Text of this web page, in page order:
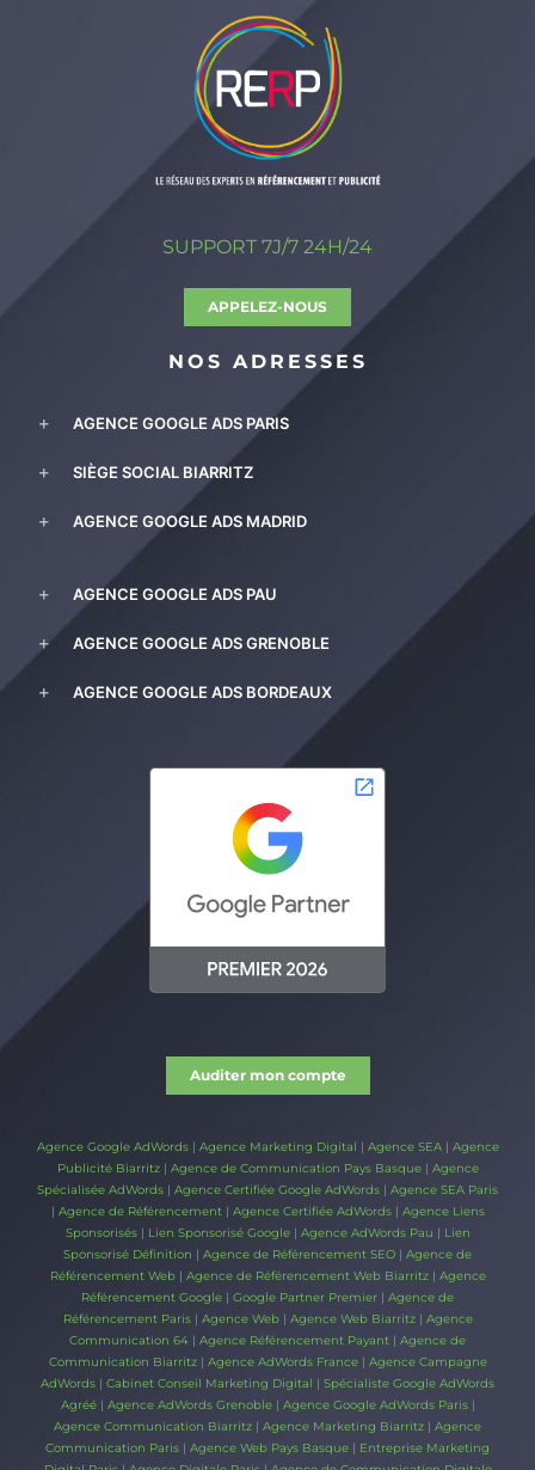
SUPPORT 7J/7 24H/24
APPELEZ-NOUS
NOS ADRESSES
AGENCE GOOGLE ADS PARIS
SIÈGE SOCIAL BIARRITZ
AGENCE GOOGLE ADS MADRID
AGENCE GOOGLE ADS PAU
AGENCE GOOGLE ADS GRENOBLE
AGENCE GOOGLE ADS BORDEAUX
Auditer mon compte
Agence Google AdWords| Agence Marketing Digital | Agence SEA| Agence
Publicité Biarritz| Agence de Communication Pays Basque| Agence
Spécialisée AdWords | Agence Certifiée Google AdWords | Agence SEA Paris
| Agence de Référencement| Agence Certifiée AdWords| Agence Liens
Sponsorisés| Lien Sponsorisé Google| Agence AdWords Pau | Lien
Sponsorisé Définition | Agence de Référencement SEO | Agence de
Référencement Web| Agence de Référencement Web Biarritz| Agence
Référencement Google | Google Partner Premier | Agence de
Référencement Paris| Agence Web| Agence Web Biarritz| Agence
Communication 64 | Agence Référencement Payant | Agence de
Communication Biarritz| Agence AdWords France| Agence Campagne
AdWords | Cabinet Conseil Marketing Digital | Spécialiste Google AdWords
Agréé| Agence AdWords Grenoble| Agence Google AdWords Paris|
Agence Communication Biarritz | Agence Marketing Biarritz | Agence
Communication Paris | Agence Web Pays Basque | Entreprise Marketing